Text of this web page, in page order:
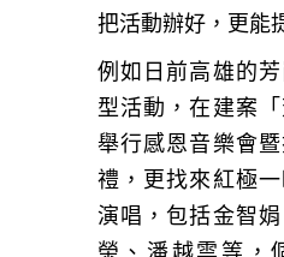
把活動辦好，更能
例如日前高雄的
型活動，在建案
舉行感恩音樂會
禮，更找來紅極
演唱，包括金智
榮、潘越雲等，